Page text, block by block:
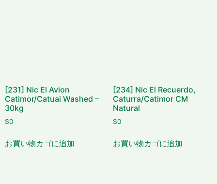
[231] Nic El Avion
Catimor/Catuai Washed –
30kg
$0
お買い物カゴに追加
[234] Nic El Recuerdo,
Caturra/Catimor CM
Natural
$0
お買い物カゴに追加